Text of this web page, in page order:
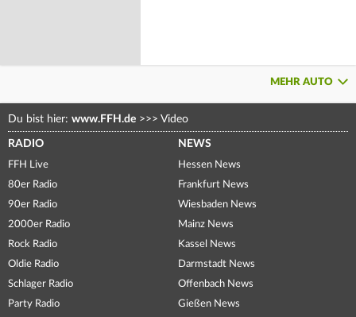
MEHR AUTO
Du bist hier: www.FFH.de >>> Video
RADIO
FFH Live
80er Radio
90er Radio
2000er Radio
Rock Radio
Oldie Radio
Schlager Radio
Party Radio
NEWS
Hessen News
Frankfurt News
Wiesbaden News
Mainz News
Kassel News
Darmstadt News
Offenbach News
Gießen News